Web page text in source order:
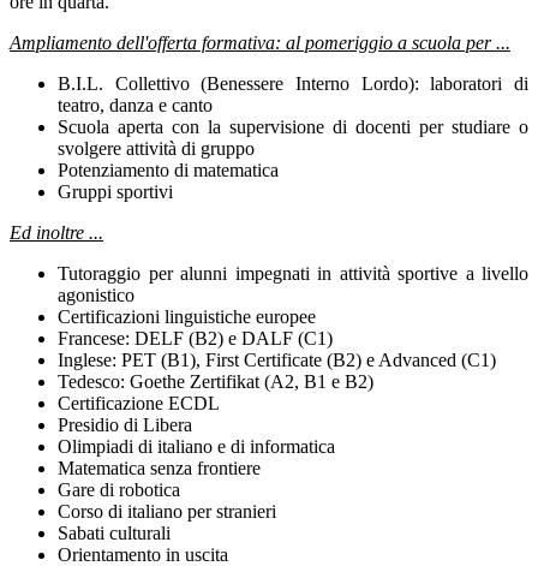
Ampliamento dell'offerta formativa: al pomeriggio a scuola per ...
B.I.L. Collettivo (Benessere Interno Lordo): laboratori di
teatro, danza e canto
Scuola aperta con la supervisione di docenti per studiare o
svolgere attività di gruppo
Potenziamento di matematica
Gruppi sportivi
Ed inoltre ...
Tutoraggio per alunni impegnati in attività sportive a livello
agonistico
Certificazioni linguistiche europee
Francese: DELF (B2) e DALF (C1)
Inglese: PET (B1), First Certificate (B2) e Advanced (C1)
Tedesco: Goethe Zertifikat (A2, B1 e B2)
Certificazione ECDL
Presidio di Libera
Olimpiadi di italiano e di informatica
Matematica senza frontiere
Gare di robotica
Corso di italiano per stranieri
Sabati culturali
Orientamento in uscita